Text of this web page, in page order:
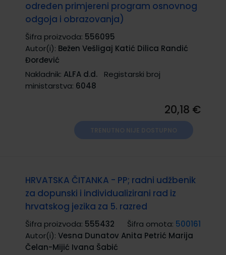
određen primjereni program osnovnog
odgoja i obrazovanja)
Šifra proizvoda: 556095
Autor(i): Bežen Vešligaj Katić Dilica Randić
Đorđević
Nakladnik: ALFA d.d.
Registarski broj
ministarstva: 6048
20,18 €
HRVATSKA ČITANKA - PP; radni udžbenik
za dopunski i individualizirani rad iz
hrvatskog jezika za 5. razred
Šifra proizvoda: 555432 Šifra omota: 500161
Autor(i): Vesna Dunatov Anita Petrić Marija
Čelan-Mijić Ivana Šabić